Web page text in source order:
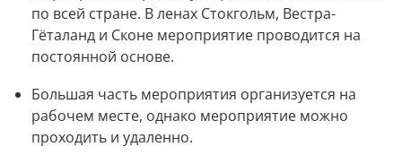
по всей стране. В ленах Стокгольм, Вестра-
Гёталанд и Сконе мероприятие проводится на
постоянной основе.
Большая часть мероприятия организуется на
рабочем месте, однако мероприятие можно
проходить и удаленно.